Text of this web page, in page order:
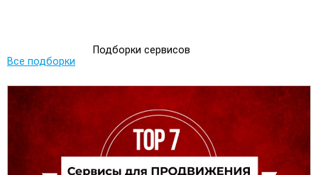
Подборки сервисов
Все подборки